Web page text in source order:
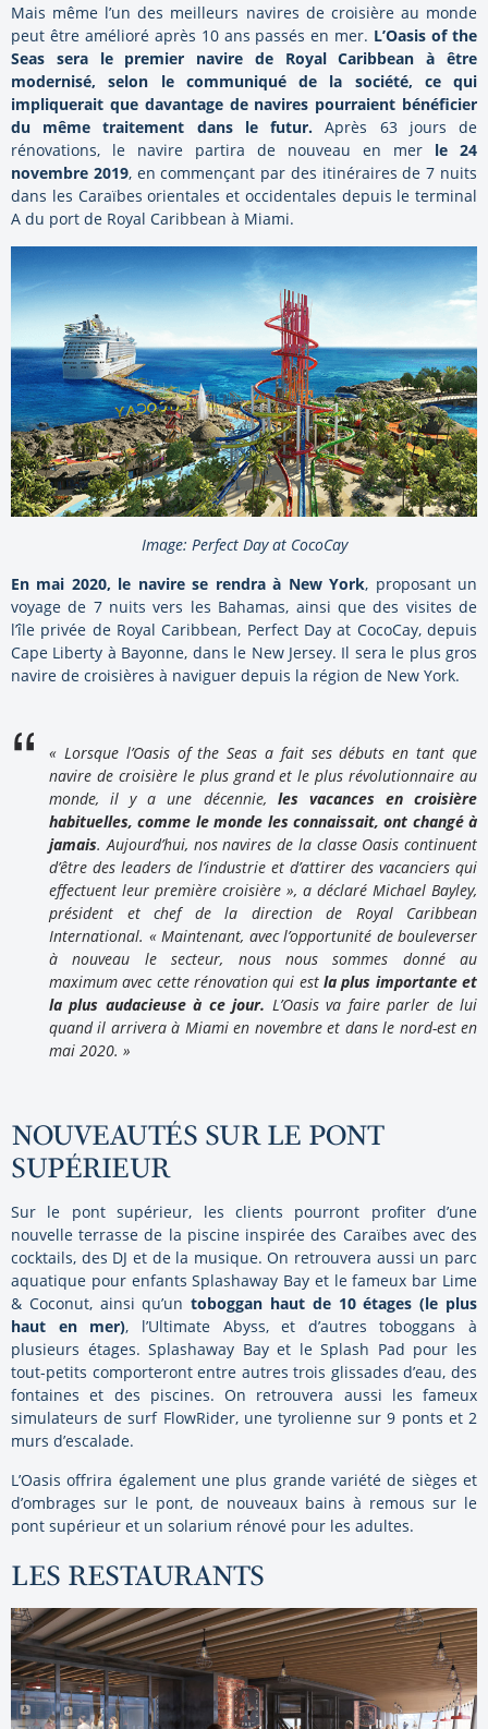
Mais même l’un des meilleurs navires de croisière au monde
peut être amélioré après 10 ans passés en mer. L’Oasis of the
Seas sera le premier navire de Royal Caribbean à être
modernisé, selon le communiqué de la société, ce qui
impliquerait que davantage de navires pourraient bénéficier
du même traitement dans le futur. Après 63 jours de
rénovations, le navire partira de nouveau en mer le 24
novembre 2019, en commençant par des itinéraires de 7 nuits
dans les Caraïbes orientales et occidentales depuis le terminal
A du port de Royal Caribbean à Miami.
Image: Perfect Day at CocoCay
En mai 2020, le navire se rendra à New York, proposant un
voyage de 7 nuits vers les Bahamas, ainsi que des visites de
l’île privée de Royal Caribbean, Perfect Day at CocoCay, depuis
Cape Liberty à Bayonne, dans le New Jersey. Il sera le plus gros
navire de croisières à naviguer depuis la région de New York.
« Lorsque l’Oasis of the Seas a fait ses débuts en tant que
navire de croisière le plus grand et le plus révolutionnaire au
monde, il y a une décennie, les vacances en croisière
habituelles, comme le monde les connaissait, ont changé à
jamais. Aujourd’hui, nos navires de la classe Oasis continuent
d’être des leaders de l’industrie et d’attirer des vacanciers qui
effectuent leur première croisière », a déclaré Michael Bayley,
président et chef de la direction de Royal Caribbean
International. « Maintenant, avec l’opportunité de bouleverser
à nouveau le secteur, nous nous sommes donné au
maximum avec cette rénovation qui est la plus importante et
la plus audacieuse à ce jour. L’Oasis va faire parler de lui
quand il arrivera à Miami en novembre et dans le nord-est en
mai 2020. »
NOUVEAUTÉS SUR LE PONT
SUPÉRIEUR
Sur le pont supérieur, les clients pourront profiter d’une
nouvelle terrasse de la piscine inspirée des Caraïbes avec des
cocktails, des DJ et de la musique. On retrouvera aussi un parc
aquatique pour enfants Splashaway Bay et le fameux bar Lime
& Coconut, ainsi qu’un toboggan haut de 10 étages (le plus
haut en mer), l’Ultimate Abyss, et d’autres toboggans à
plusieurs étages. Splashaway Bay et le Splash Pad pour les
tout-petits comporteront entre autres trois glissades d’eau, des
fontaines et des piscines. On retrouvera aussi les fameux
simulateurs de surf FlowRider, une tyrolienne sur 9 ponts et 2
murs d’escalade.
L’Oasis offrira également une plus grande variété de sièges et
d’ombrages sur le pont, de nouveaux bains à remous sur le
pont supérieur et un solarium rénové pour les adultes.
LES RESTAURANTS